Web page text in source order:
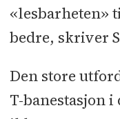
«lesbarheten»
bedre, skriver
Den store
T-banestasjon i